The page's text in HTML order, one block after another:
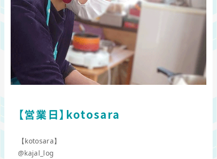
【営業日】kotosara
【kotosara】
@kajal_log